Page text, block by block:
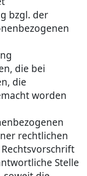
bzgl. der
die bei
die
worden
rechtlichen
Stelle